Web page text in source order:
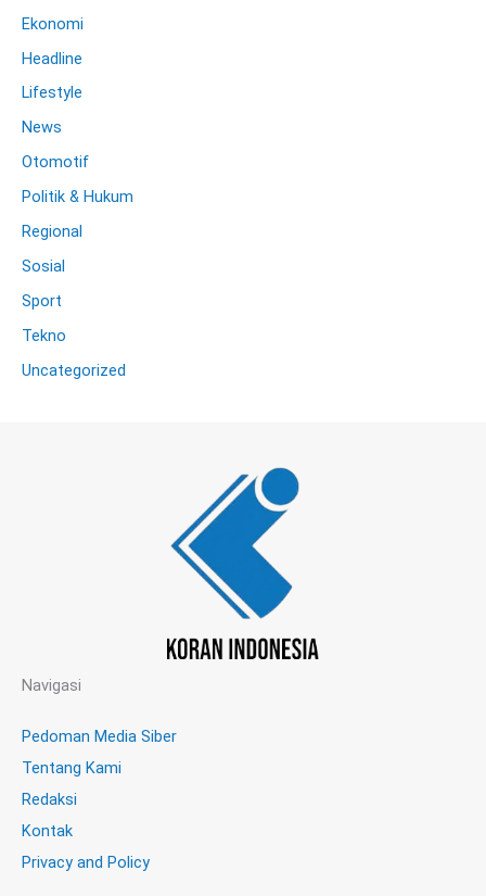
Ekonomi
Headline
Lifestyle
News
Otomotif
Politik & Hukum
Regional
Sosial
Sport
Tekno
Uncategorized
Navigasi
Pedoman Media Siber
Tentang Kami
Redaksi
Kontak
Privacy and Policy